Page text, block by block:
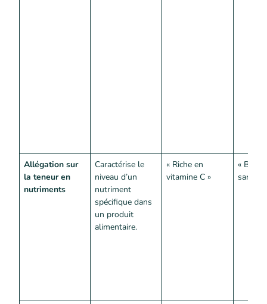
Allégation sur
la teneur en
nutriments
Caractérise le
niveau d’un
nutriment
spécifique dans
un produit
alimentaire.
« Riche en
vitamine C »
« Bon
santé »